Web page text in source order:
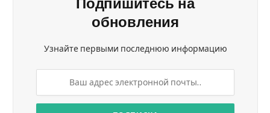
Подпишитесь на
обновления
Узнайте первыми последнюю информацию